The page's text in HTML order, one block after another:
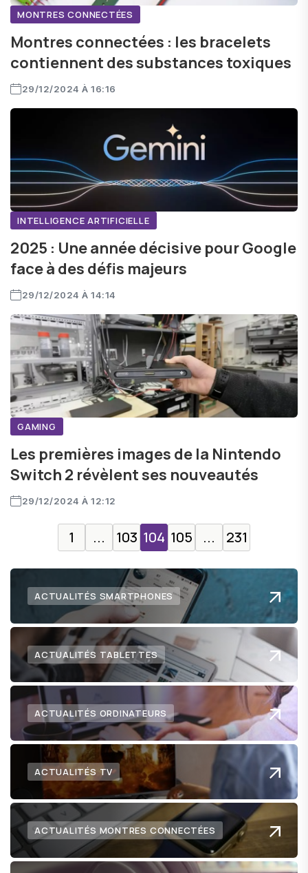
MONTRES CONNECTÉES
Montres connectées : les bracelets
contiennent des substances toxiques
29/12/2024 À 16:16
INTELLIGENCE ARTIFICIELLE
2025 : Une année décisive pour Google
face à des défis majeurs
29/12/2024 À 14:14
GAMING
Les premières images de la Nintendo
Switch 2 révèlent ses nouveautés
29/12/2024 À 12:12
1 ... 103 104 105 ... 231
ACTUALITÉS SMARTPHONES
ACTUALITÉS TABLETTES
ACTUALITÉS ORDINATEURS
ACTUALITÉS TV
ACTUALITÉS MONTRES CONNECTÉES